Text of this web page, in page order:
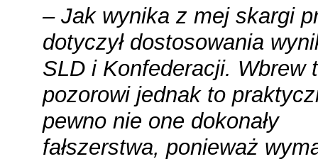
– Jak wynika z mej skargi
dotyczył dostosowania
SLD i Konfederacji. Wbrew
pozorowi jednak to
pewno nie one dokonały
fałszerstwa, ponieważ